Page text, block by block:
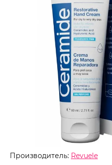
Производитель: Revuele